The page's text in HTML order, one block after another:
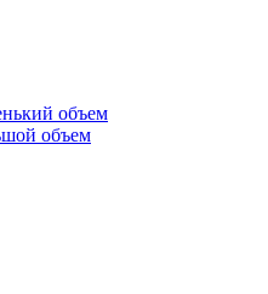
объем
объем